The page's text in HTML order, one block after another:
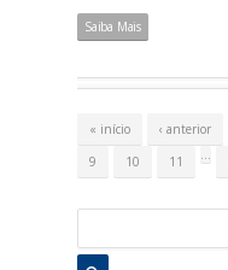
Saiba Mais
s
« início ‹ anterior
9
10 11